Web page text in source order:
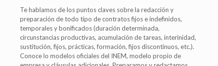
Te hablamos de los puntos claves sobre la redacción y
preparación de todo tipo de contratos fijos e indefinidos,
temporales y bonificados (duración determinada,
circunstancias productivas, acumulación de tareas, interinidad,
sustitución, fijos, prácticas, formación, fijos discontinuos, etc.).
Conoce lo modelos oficiales del INEM, modelo propio de